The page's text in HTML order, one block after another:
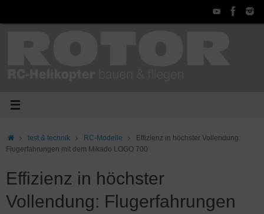
Starttest & technik RC-Modelle
Effizienz in höchster Vollendung:
Flugerfahrungen mit dem Mikado LOGO 700
Effizienz in höchster
Vollendung: Flugerfahrungen